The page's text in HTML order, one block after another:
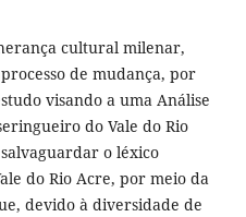
cultural milenar,
de mudança, por
visando a uma Análise
do Vale do Rio
o léxico
do Rio Acre, por meio da
devido à diversidade de